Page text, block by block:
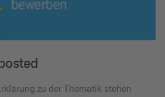
zu der Thematik stehen